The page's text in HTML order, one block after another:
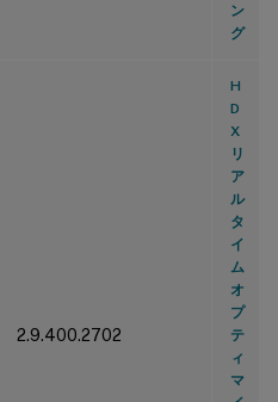
ン
グ
2.9.400.2702
H
D
X
リ
ア
ル
タ
イ
ム
オ
プ
テ
ィ
マ